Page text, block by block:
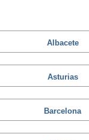
Albacete
Asturias
Barcelona